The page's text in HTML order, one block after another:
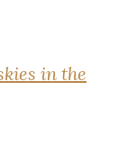
in the